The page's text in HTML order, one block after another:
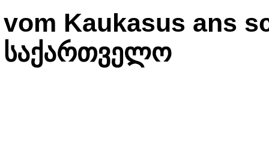
vom Kaukasus ans
საქართველო